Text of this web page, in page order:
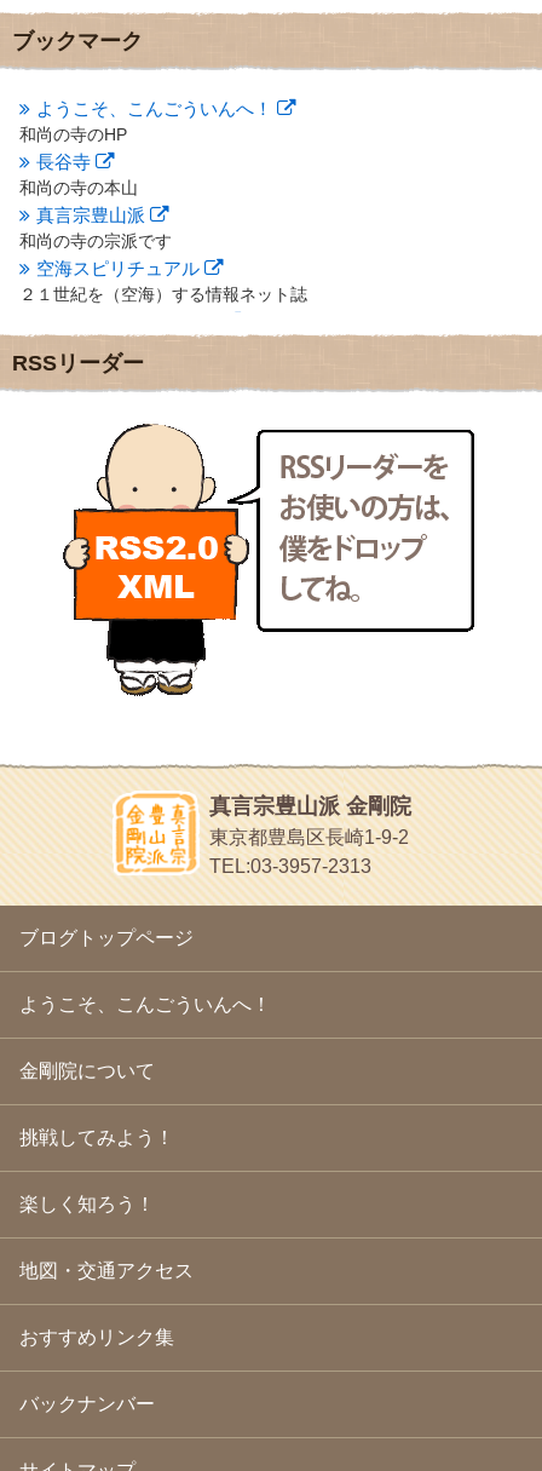
2012年10月(5)
2012年9月
(8)
2012年7月
(10)
2012年6月(14)
2012年5月
2012年4月(16)
2012年3月 (17)
2012年2月(20)
2012年1月(25)
2011年12月(22)
2011年11月(28)
2011年10月(31)
2011年9月(24)
2011年8月(21)
2011年6月(13)
2011年5月
2011年4月
(17)
2011年3月(15)
2011年2月(22)
2011年1月(22)
2010年12月(21)
2010年11月
(14)
2010年9月(16)
(13)
2010年5月(22)
2010年4月(25)
2010年3月(22)
2010年2月
(23)
2010年1月(23)
2009年12月(18)
2009年10月(20)
2009年9月(20)
2009年8月 (18)
2009年7月
(21)
2009年6月(22)
2009年5月(20)
2009年2月(19)
2009年1月(25)
2008年12月 (22)
2008年9月(24)
2008年8月(24)
2008年7月
(23)
2008年6月(23)
2008年5月(21)
2008年4月(22)
ブックマーク
ようこそ、こんごういんへ！
和尚の寺のHP
長谷寺
和尚の寺の本山
真言宗豊山派
和尚の寺の宗派です
空海スピリチュアル
２１世紀を（空海）する情報ネット誌
地域のライターさんです
小豆島 圓満寺
新聞屋の道具箱
新聞社で使われる用語の解説など
makotoさんの御符内巡礼記
東京の巡礼記です
POLYHEDON
いろいろなことが書いてあるよ
bunchan
あちこち行って！
目白鍼灸院
日本人の繊細な体質にあわせた、やさしく気持ちよい鍼灸治療で
ほうげん日記
放言じゃなくて和尚さんの名前だよ
面白いサイトみつけたよ。
ヘェ～という感じ
chocolab.Air♪DIALY
ラブラドールのワンちゃんがかわいいよ
RSSリーダー
真言宗豊山派 金剛院
東京都豊島区長崎1-9-2
TEL:03-3957-2313
ブログトップページ
ようこそ、こんごういんへ！
金剛院について
挑戦してみよう！
楽しく知ろう！
地図・交通アクセス
おすすめリンク集
バックナンバー